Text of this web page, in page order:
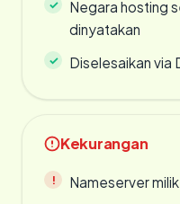
Negara hosting
dinyatakan
Diselesaikan via
Kekurangan
Nameserver